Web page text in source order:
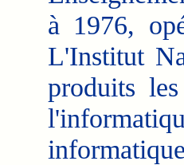
à 1976,
L'Institut
produits